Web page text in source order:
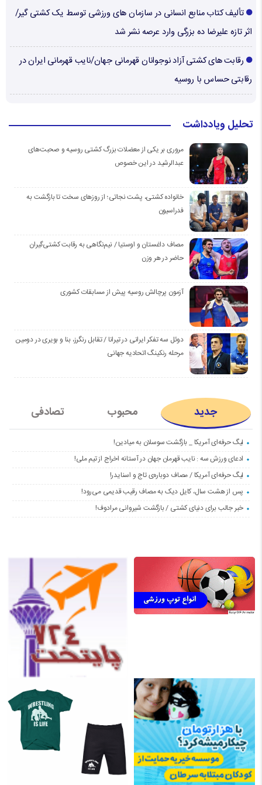
تألیف کتاب منابع انسانی در سازمان های ورزشی توسط یک کشتی گیر/
اثر تازه علیرضا ده بزرگی وارد عرصه نشر شد
رقابت های کشتی آزاد نوجوانان قهرمانی جهان/نایب قهرمانی ایران در
رقابتی حساس با روسیه
تحلیل ویادداشت
مروری بر یکی از معضلات بزرگ کشتی روسیه و صحبت‌های
عبدالرشید در این خصوص
خانواده کشتی، پشت نجاتی؛ از روزهای سخت تا بازگشت به
فدراسیون
مصاف داغستان و اوستیا / نیم‌نگاهی به رقابت کشتی‌گیران
حاضر در هر وزن
آزمون پرچالش روسیه پیش از مسابقات کشوری
دوئل سه تفکر ایرانی در تیرانا / تقابل رنگرز، بنا و بویری در دومین
مرحله رنکینگ اتحادیه جهانی
جدید محبوب تصادفی
لیگ حرفه‌ای آمریکا _ بازگشت سوسلان به میادین!
ادعای ورزش سه : نایب قهرمان جهان در آستانه اخراج از تیم ملی!
لیگ حرفه‌ای آمریکا / مصاف دوباره‌ی تاج و اسنایدر!
پس از هشت سال، کایل دیک به مصاف رقیب قدیمی می‌رود!
خبر جالب برای دنیای کشتی / بازگشت شیروانی مرادوف!